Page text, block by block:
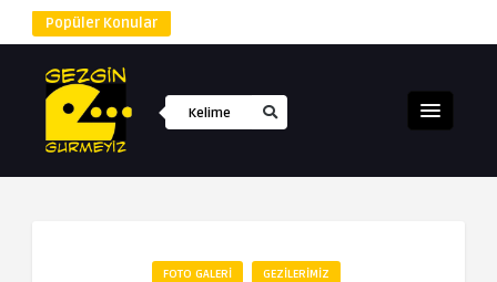
Popüler Konular
FOTO GALERI GEZILERIMIZ